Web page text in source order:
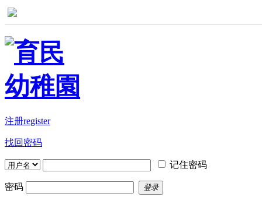
注册register
找回密码
记住密码
密码 登录